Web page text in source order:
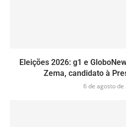
Eleições 2026: g1 e
Zema, candidato à
6 de agosto de